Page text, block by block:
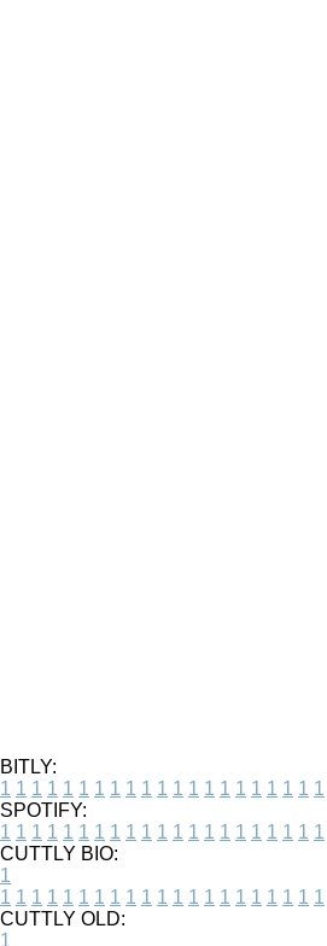
BITLY:
1 1 1 1 1 1 1 1 1 1 1 1 1 1 1 1 1 1 1 1 1
SPOTIFY:
1 1 1 1 1 1 1 1 1 1 1 1 1 1 1 1 1 1 1 1 1
CUTTLY BIO:
1
1 1 1 1 1 1 1 1 1 1 1 1 1 1 1 1 1 1 1 1 1
CUTTLY OLD:
1